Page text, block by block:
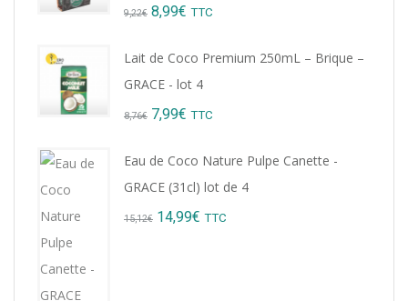
9,22€ Original
8,99€ Current
TTC
Lait de Coco Premium 250mL – Brique –
GRACE - lot 4
8,76€ Original
7,99€ Current
TTC
Eau de Coco Nature Pulpe Canette -
GRACE (31cl) lot de 4
15,12€ Original
14,99€ Current
TTC